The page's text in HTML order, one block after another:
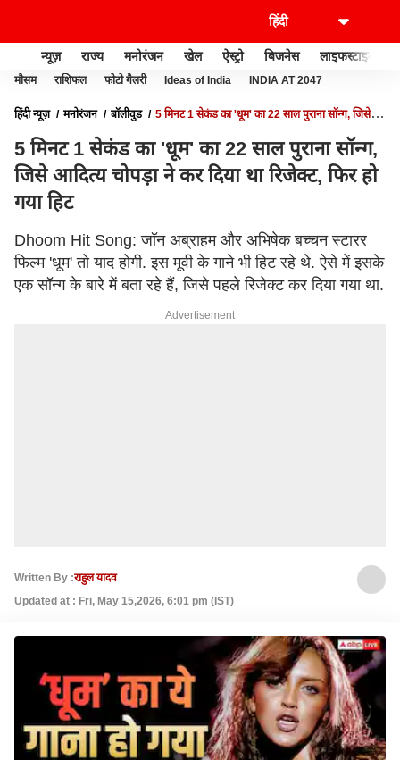
न्यूज़ राज्य मनोरंजन खेल ऐस्ट्रो बिजनेस लाइफस्टाइल
मौसम राशिफल फोटो गैलरी Ideas of India INDIA AT 2047
हिंदी न्यूज़ मनोरंजन बॉलीवुड
5 मिनट 1 सेकंड का 'धूम' का 22 साल पुराना सॉन्ग, जिसे
5 मिनट 1 सेकंड का 'धूम' का 22 साल पुराना सॉन्ग,
जिसे आदित्य चोपड़ा ने कर दिया था रिजेक्ट, फिर हो
गया हिट
Dhoom Hit Song: जॉन अब्राहम और अभिषेक बच्चन स्टारर
फिल्म 'धूम' तो याद होगी. इस मूवी के गाने भी हिट रहे थे. ऐसे में इसके
एक सॉन्ग के बारे में बता रहे हैं, जिसे पहले रिजेक्ट कर दिया गया था.
Advertisement
Written By :राहुल यादव
Updated at : Fri, May 15,2026, 6:01 pm (IST)